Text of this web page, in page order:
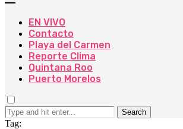
EN VIVO
Contacto
Playa del Carmen
Reporte Clima
Quintana Roo
Puerto Morelos
Search
Tag: